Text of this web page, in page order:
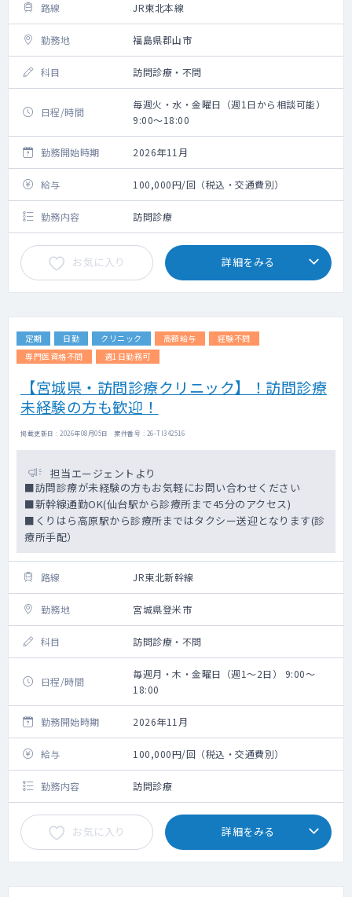
路線 JR東北本線
勤務地 福島県郡山市
科目 訪問診療・不問
日程/時間
毎週火・水・金曜日（週1日から相談可能）
9:00～18:00
勤務開始時期 2026年11月
給与 100,000円/回（税込・交通費別）
勤務内容 訪問診療
お気に入り 詳細をみる
定期 日勤 クリニック 高額給与
経験不問
専門医資格不問
週1日勤務可
【宮城県・訪問診療クリニック】！訪問診療
未経験の方も歓迎！
掲載更新日 : 2026年08月05日 案件番号 : 26-TI342516
担当エージェントより
■訪問診療が未経験の方もお気軽にお問い合わせください
■新幹線通勤OK(仙台駅から診療所まで45分のアクセス)
■くりはら高原駅から診療所まではタクシー送迎となります(診
療所手配）
路線 JR東北新幹線
勤務地 宮城県登米市
科目 訪問診療・不問
日程/時間
毎週月・木・金曜日（週1～2日） 9:00～
18:00
勤務開始時期 2026年11月
給与 100,000円/回（税込・交通費別）
勤務内容 訪問診療
お気に入り 詳細をみる